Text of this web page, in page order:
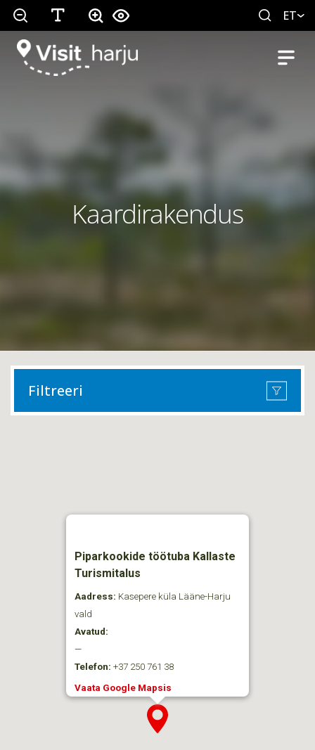
ET
Kaardirakendus
Filtreeri
Piparkookide töötuba Kallaste
Turismitalus
Aadress: Kasepere küla Lääne-Harju
vald
Avatud:
—
Telefon: +37 250 761 38
Vaata Google Mapsis